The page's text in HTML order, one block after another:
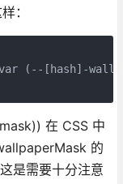
：
(--[hash]-
在 CSS 中
的
是需要十分注意